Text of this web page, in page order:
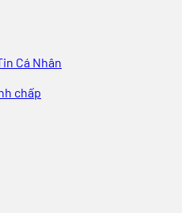
Cá Nhân
chấp